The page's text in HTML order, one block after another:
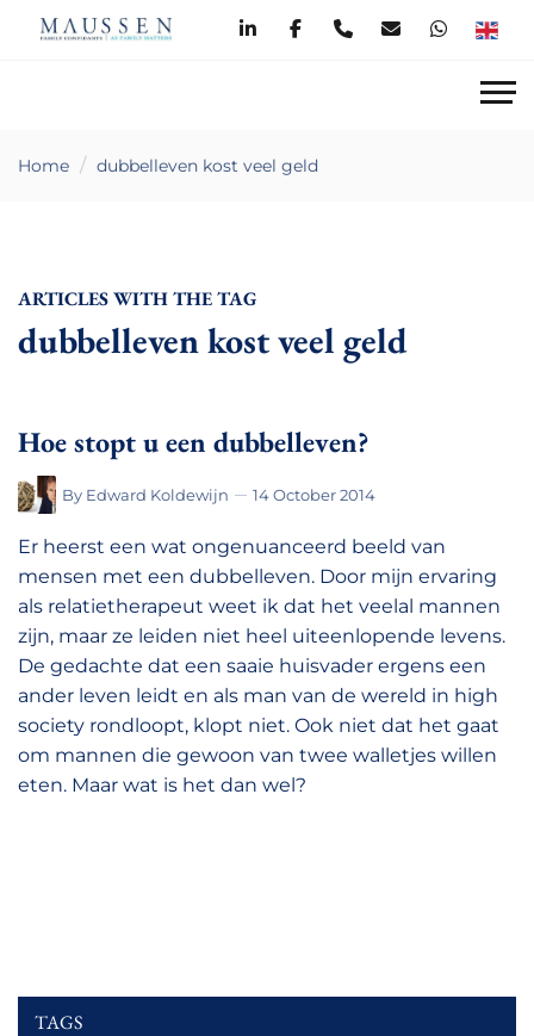
Home dubbelleven kost veel geld
ARTICLES WITH THE TAG
dubbelleven kost veel geld
Hoe stopt u een dubbelleven?
By Edward Koldewijn 14 October 2014
Er heerst een wat ongenuanceerd beeld van
mensen met een dubbelleven. Door mijn ervaring
als relatietherapeut weet ik dat het veelal mannen
zijn, maar ze leiden niet heel uiteenlopende levens.
De gedachte dat een saaie huisvader ergens een
ander leven leidt en als man van de wereld in high
society rondloopt, klopt niet. Ook niet dat het gaat
om mannen die gewoon van twee walletjes willen
eten. Maar wat is het dan wel?
TAGS